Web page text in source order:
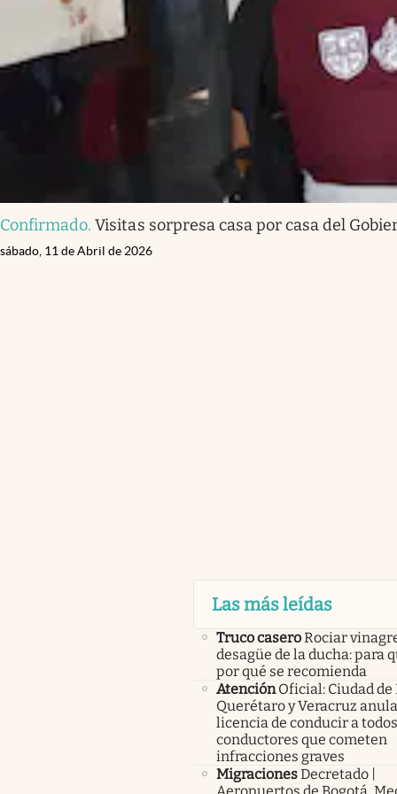
Confirmado.Visitas sorpresa casa por casa del
sábado, 11 de Abril de 2026
Las más leídas
Truco caseroRociar
desagüe de la ducha: para
por qué se recomienda
Atención Oficial: Ciudad de
Querétaro y Veracruz
licencia de conducir a
conductores que cometen
infracciones graves
MigracionesDecretado |